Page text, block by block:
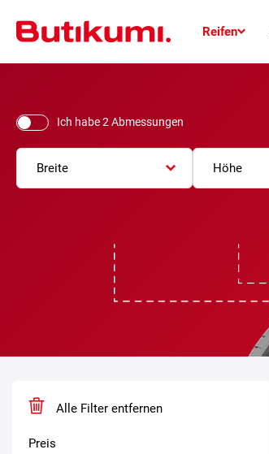
Reifen
Ich habe 2 Abmessungen
Breite Höhe
Alle Filter entfernen
Preis